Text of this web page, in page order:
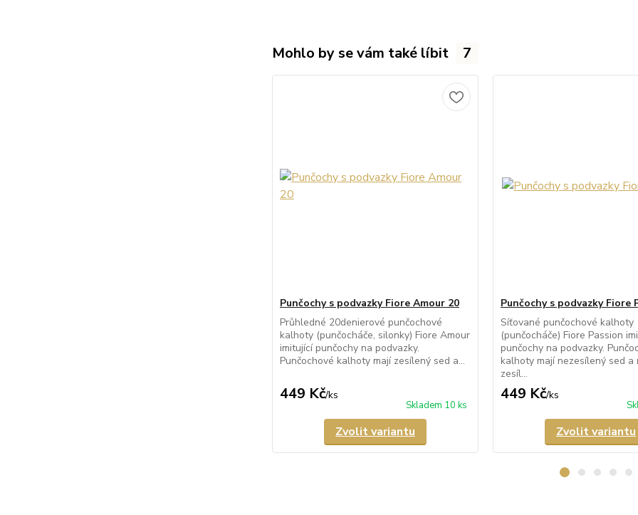
Mohlo by se vám také líbit 7
Punčochy s podvazky Fiore Amour 20
Průhledné 20denierové punčochové
kalhoty (punčocháče, silonky) Fiore Amour
imitující punčochy na podvazky.
Punčochové kalhoty mají zesílený sed a...
449 Kč/ks
Skladem 10 ks
Zvolit variantu
Punčochy s podvazky Fiore
Síťované punčochové kalhoty
(punčocháče) Fiore Passion
punčochy na podvazky.
kalhoty mají nezesílený sed a
zesíl...
449 Kč/ks
Zvolit variantu